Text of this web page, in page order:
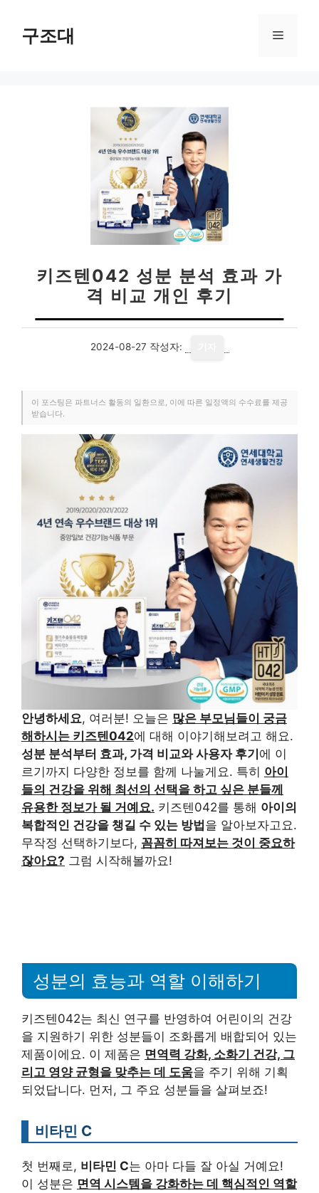
구조대 메
키즈텐042 성분 분석 효과 가
격 비교 개인 후기
2024-08-27 작성자:
이 포스팅은 파트너스 활동의 일환으로, 이에 따른 일정액의 수수료를 제공
받습니다.
안녕하세요, 여러분! 오늘은 많은 부모님들이 궁금
해하시는 키즈텐042에 대해 이야기해보려고 해요.
성분 분석부터 효과, 가격 비교와 사용자 후기 에 이
르기까지 다양한 정보를 함께 나눌게요. 특히 아이
들의 건강을 위해 최선의 선택을 하고 싶은 분들께
유용한 정보가 될 거예요. 키즈텐042를 통해 아이의
복합적인 건강을 챙길 수 있는 방법 을 알아보자고요.
무작정 선택하기보다, 꼼꼼히 따져보는 것이 중요하
잖아요? 그럼 시작해볼까요!
성분의 효능과 역할 이해하기
키즈텐042는 최신 연구를 반영하여 어린이의 건강
을 지원하기 위한 성분들이 조화롭게 배합되어 있는
제품이에요. 이 제품은 면역력 강화, 소화기 건강, 그
리고 영양 균형을 맞추는 데 도움을 주기 위해 기획
되었답니다. 먼저, 그 주요 성분들을 살펴보죠!
비타민 C
첫 번째로, 비타민 C는 아마 다들 잘 아실 거예요!
이 성분은 면역 시스템을 강화하는 데 핵심적인 역할